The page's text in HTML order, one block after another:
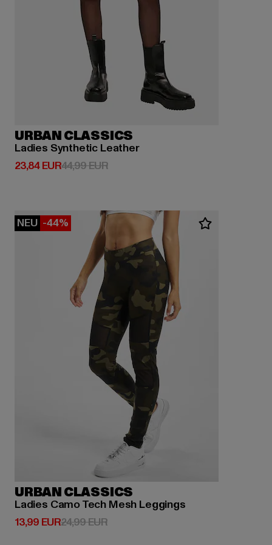
URBAN CLASSICS
Ladies Synthetic Leather
23,84 EUR
Derzeitiger Preis: 23,84 EUR
44,99 EURAktionspreis: 44,99 EUR
NEU -44%
URBAN CLASSICS
Ladies Camo Tech Mesh Leggings
13,99 EUR
Derzeitiger Preis: 13,99 EUR
24,99 EURAktionspreis: 24,99 EUR